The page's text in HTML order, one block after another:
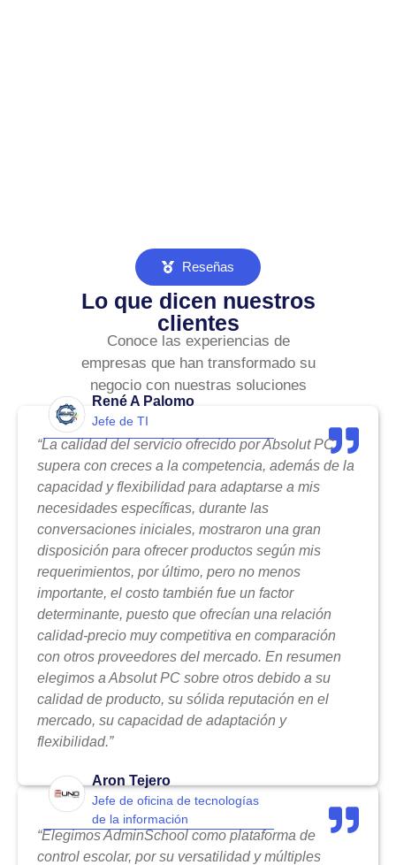
Reseñas
Lo que dicen nuestros
clientes
Conoce las experiencias de
empresas que han transformado su
negocio con nuestras soluciones
René A Palomo
Jefe de TI
“La calidad del servicio ofrecido por Absolut PC
supera con creces a la competencia, además de la
capacidad y flexibilidad para adaptarse a mis
necesidades específicas, durante las
conversaciones iniciales, mostraron una gran
disposición para ofrecer productos según mis
requerimientos, por último, pero no menos
importante, el costo también fue un factor
determinante, puesto que ofrecían una relación
calidad-precio muy competitiva en comparación
con otros proveedores del mercado. En resumen
elegimos a Absolut PC sobre otros debido a su
calidad de producto, su sólida reputación en el
mercado, su capacidad de adaptación y
flexibilidad.”
Aron Tejero
Jefe de oficina de tecnologías
de la información
“Elegimos AdminSchool como plataforma de
control escolar, por su versatilidad y múltiples